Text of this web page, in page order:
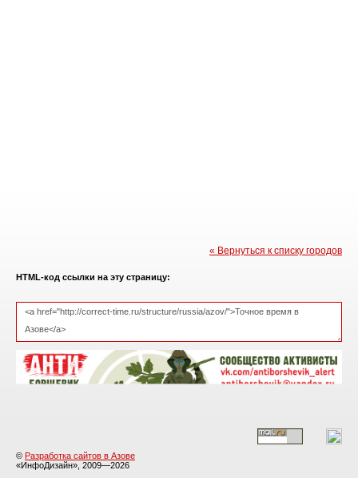
« Вернуться к списку городов
HTML-код ссылки на эту страницу:
© Разработка сайтов в Азове
«ИнфоДизайн», 2009—2026